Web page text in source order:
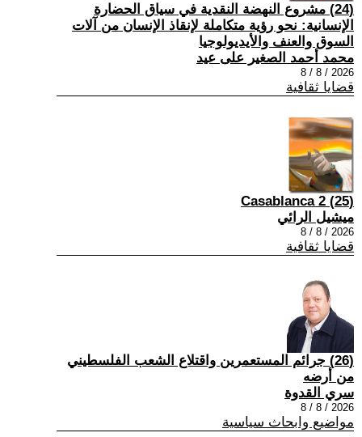
(24) مشروع النهضة النقدية في سياق الحضارة
الإنسانية: نحو رؤية متكاملة لإنقاذ الإنسان من آلات
السوق والعنف والأيديولوجيا
محمد أحمد الصغير على عيد
2026 / 8 / 8
قضايا ثقافية
(25) Casablanca 2
ميشيل الرائي
2026 / 8 / 8
قضايا ثقافية
(26) جرائم المستعمرين واقتلاع الشعب الفلسطيني
من أرضه
سري القدوة
2026 / 8 / 8
مواضيع وابحاث سياسية